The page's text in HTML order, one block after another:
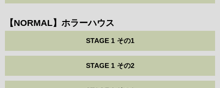
【NORMAL】ホラーハウス
STAGE 1 その1
STAGE 1 その2